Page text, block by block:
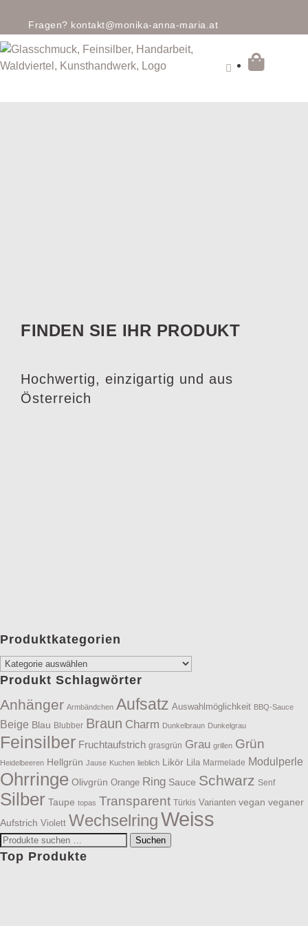
Fragen? kontakt@monika-anna-maria.at

FINDEN SIE IHR PRODUKT
Hochwertig, einzigartig und aus
Österreich
Produktkategorien
Produkt Schlagwörter
Anhänger Armbändchen Aufsatz Auswahlmöglichkeit BBQ-Sauce
Beige Blau Blubber Braun Charm Dunkelbraun Dunkelgrau
Feinsilber Fruchtaufstrich grasgrün Grau grillen Grün
Heidelbeeren Hellgrün Jause Kuchen lieblich Likör Lila Marmelade Modulperle
Ohrringe Olivgrün Orange Ring Sauce Schwarz Senf
Silber Taupe topas Transparent Türkis Varianten vegan veganer
Aufstrich Violett WechselringWeiss
Suchen
nach:
Suchen
Top Produkte